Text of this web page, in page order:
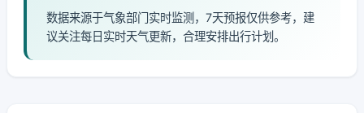
数据来源于气象部门实时监测，7天预报仅供参考，建
议关注每日实时天气更新，合理安排出行计划。